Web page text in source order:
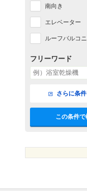
南向き
エレベーター
ルーフバルコ
フリーワード
さらに条
この条件で